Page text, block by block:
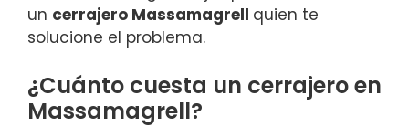
un cerrajero Massamagrell quien te
solucione el problema.
¿Cuánto cuesta un cerrajero en
Massamagrell?